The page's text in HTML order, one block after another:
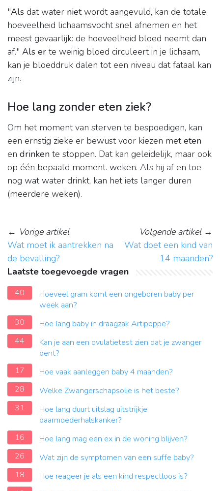
"Als dat water nietwordt aangevuld, kan de totale
hoeveelheid lichaamsvocht snel afnemen en het
meest gevaarlijk: de hoeveelheid bloed neemt dan
af." Als er te weinig bloed circuleert in je lichaam,
kan je bloeddruk dalen tot een niveau dat fataal kan
zijn.
Hoe lang zonder eten ziek?
Om het moment van sterven te bespoedigen, kan
een ernstig zieke er bewust voor kiezen meteten
en drinken te stoppen. Dat kan geleidelijk, maar ook
op één bepaald moment. weken. Als hij af en toe
nog wat water drinkt, kan het iets langer duren
(meerdere weken).
← Vorige artikel
Wat moet ik aantrekken na
de bevalling?
Volgende artikel→
Wat doet een kind van
14 maanden?
Laatste toegevoegde vragen
40
Hoeveel gram komt een ongeboren baby per
week aan?
30
Hoe lang baby in draagzak Artipoppe?
44
Kan je aan een ovulatietest zien dat je zwanger
bent?
17
Hoe vaak aanleggen baby 4 maanden?
28
Welke Zwangerschapsolie is het beste?
31
Hoe lang duurt uitslag uitstrijkje
baarmoederhalskanker?
16
Hoe lang mag een ex in de woning blijven?
26
Wat zijn de symptomen van een suffe baby?
18
Hoe reageer je als een kind respectloos is?